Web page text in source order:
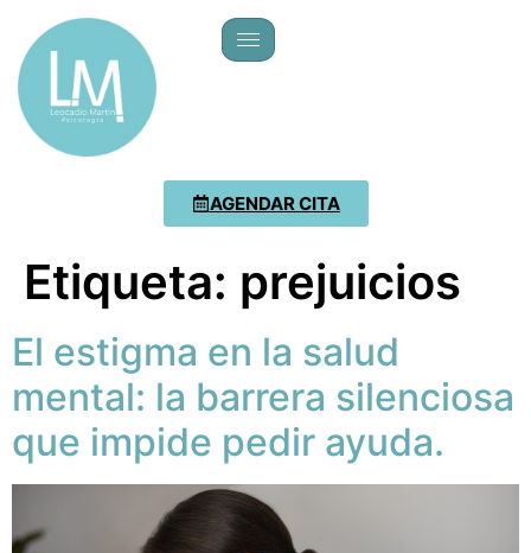
AGENDAR CITA
Etiqueta: prejuicios
El estigma en la salud
mental: la barrera silenciosa
que impide pedir ayuda.